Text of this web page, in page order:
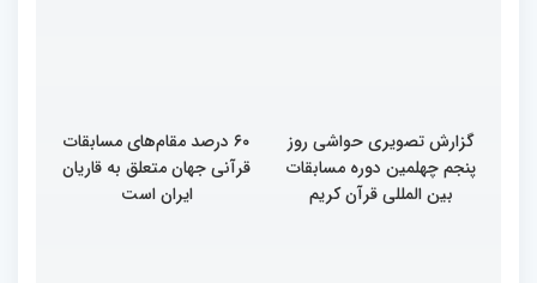
گزارش تصویری حواشی روز
پنجم چهلمین دوره مسابقات
بین المللی قرآن کریم
۶۰ درصد مقام‌های مسابقات
قرآنی جهان متعلق به قاریان
ایران است